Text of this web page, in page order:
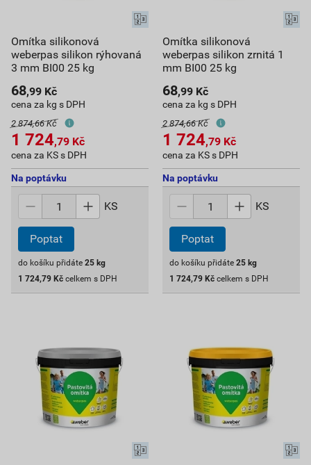
Omítka silikonová
weberpas silikon rýhovaná
3 mm BI00 25 kg
68,99 Kč
cena za kg s DPH
2 874,66 Kč
1 724,79 Kč
cena za KS s DPH
Na poptávku
KS
Poptat
do košíku přidáte 25 kg
1 724,79 Kč celkem s DPH
Omítka silikonová
weberpas silikon zrnitá 1
mm BI00 25 kg
68,99 Kč
cena za kg s DPH
2 874,66 Kč
1 724,79 Kč
cena za KS s DPH
Na poptávku
KS
Poptat
do košíku přidáte 25 kg
1 724,79 Kč celkem s DPH